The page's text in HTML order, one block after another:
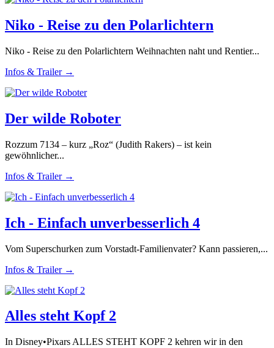
Niko - Reise zu den Polarlichtern
Niko - Reise zu den Polarlichtern Weihnachten naht und Rentier...
Infos & Trailer →
Der wilde Roboter
Rozzum 7134 – kurz „Roz“ (Judith Rakers) – ist kein
gewöhnlicher...
Infos & Trailer →
Ich - Einfach unverbesserlich 4
Vom Superschurken zum Vorstadt-Familienvater? Kann passieren,...
Infos & Trailer →
Alles steht Kopf 2
In Disney•Pixars ALLES STEHT KOPF 2 kehren wir in den